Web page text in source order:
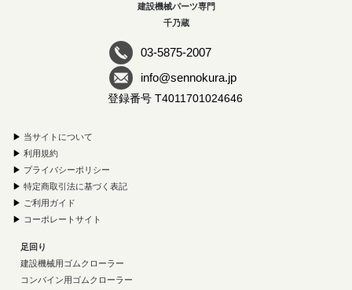
建設機械パーツ専門
千乃蔵
03-5875-2007
info@sennokura.jp
登録番号 T4011701024646
▶ 当サイトについて
▶ 利用規約
▶ プライバシーポリシー
▶ 特定商取引法に基づく表記
▶ ご利用ガイド
▶ コーポレートサイト
足回り
建設機械用ゴムクローラー
コンバイン用ゴムクローラー